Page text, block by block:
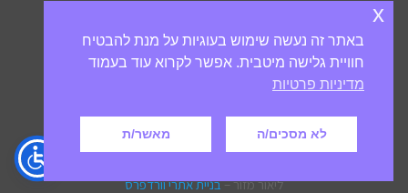
באתר זה נעשה שימוש בעוגיות על מנת להבטיח
חוויית גלישה מיטבית. אפשר לקרוא עוד בעמוד
מדיניות פרטיות
לא מסכים/ה מאשר/ת
x
תפריט
אודותינו
שאלות ותשובות
הצהרת נגישות
מדיניות פרטיות
ליאור מזור –בניית אתרי וורדפרס